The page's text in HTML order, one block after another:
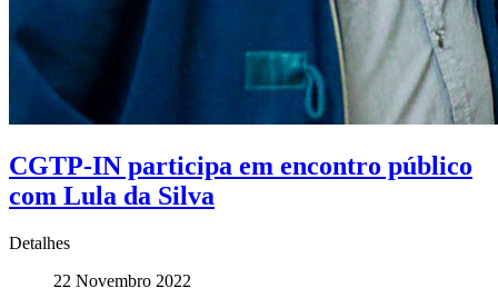
CGTP-IN participa em encontro público
com Lula da Silva
Detalhes
22 Novembro 2022